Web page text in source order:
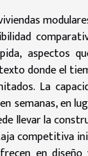
aspectos
donde el
La
semanas, en
llevar la
competitiva